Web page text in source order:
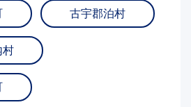
古宇郡泊村
村